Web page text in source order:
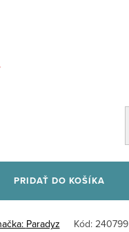
PRIDAŤ DO KOŠÍKA
Paradyz Kód: 240799